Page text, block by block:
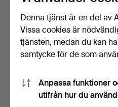
SPOTLIGHT, snurrande
funktion, metall, 190…
Bevaka sökning
Denna tjänst är en del av
Vissa cookies är
tjänsten, medan du kan
samtycke för de som
Anpassa funktioner
utifrån hur du